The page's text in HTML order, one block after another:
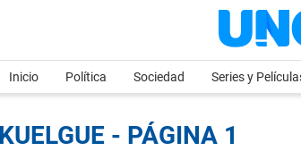
Inicio Política Sociedad Series y
- PÁGINA 1